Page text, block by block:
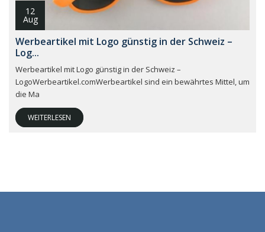
12
Aug
Werbeartikel mit Logo günstig in der Schweiz –
Log...
Werbeartikel mit Logo günstig in der Schweiz –
LogoWerbeartikel.comWerbeartikel sind ein bewährtes Mittel, um
die Ma
WEITERLESEN